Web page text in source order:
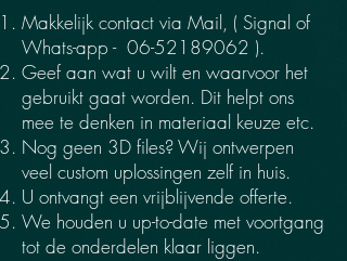
Makkelijk contact via Mail, ( Signal of
Whats-app - 06-52189062 ).
Geef aan wat u wilt en waarvoor het
gebruikt gaat worden. Dit helpt ons
mee te denken in materiaal keuze etc.
Nog geen 3D files? Wij ontwerpen
veel custom uplossingen zelf in huis.
U ontvangt een vrijblijvende offerte.
We houden u up-to-date met voortgang
tot de onderdelen klaar liggen.